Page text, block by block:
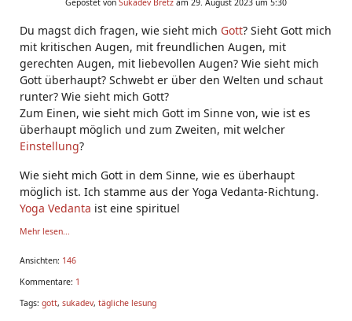
Du magst dich fragen, wie sieht mich Gott? Sieht Gott mich
mit kritischen Augen, mit freundlichen Augen, mit
gerechten Augen, mit liebevollen Augen? Wie sieht mich
Gott überhaupt? Schwebt er über den Welten und schaut
runter? Wie sieht mich Gott?
Zum Einen, wie sieht mich Gott im Sinne von, wie ist es
überhaupt möglich und zum Zweiten, mit welcher
Einstellung?
Wie sieht mich Gott in dem Sinne, wie es überhaupt
möglich ist. Ich stamme aus der Yoga Vedanta-Richtung.
Yoga Vedanta ist eine spirituel
Mehr lesen...
Ansichten: 146
Kommentare: 1
Tags: gott, sukadev, tägliche lesung